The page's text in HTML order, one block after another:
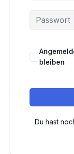
bleiben
Du hast